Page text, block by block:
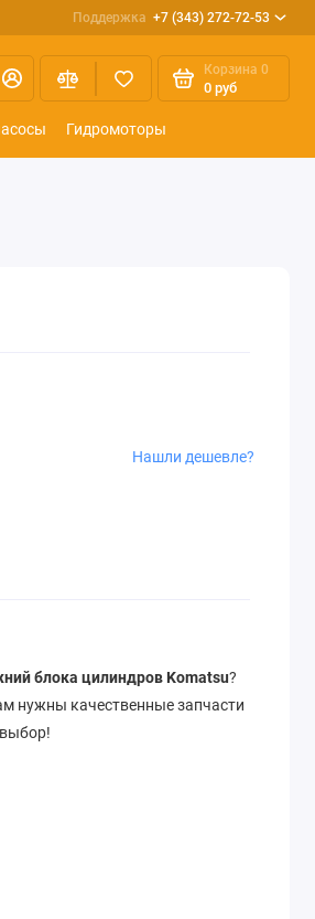
Поддержка +7 (343) 272-72-53
Корзина 0
0 руб
Гидромоторы
Нашли дешевле?
блока цилиндров Komatsu?
нужны качественные запчасти